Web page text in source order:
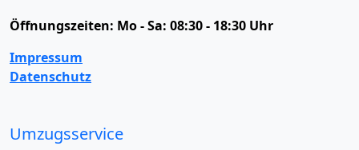
Öffnungszeiten: Mo - Sa: 08:30 - 18:30 Uhr
Impressum
Datenschutz
Umzugsservice